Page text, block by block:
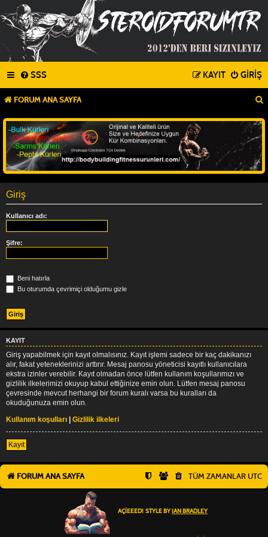
SSS GIRIŞ
KAYIT
FORUM ANA SAYFA
Giriş
Kullanıcı adı:
Şifre:
Beni hatırla
Bu oturumda çevrimiçi olduğumu gizle
KAYIT
Giriş yapabilmek için kayıt olmalısınız. Kayıt işlemi sadece bir kaç dakikanızı
alır, fakat yeteneklerinizi arttırır. Mesaj panosu yöneticisi kayıtlı kullanıcılara
ekstra izinler verebilir. Kayıt olmadan önce lütfen kullanım koşullarımızı ve
gizlilik ilkelerimizi okuyup kabul ettiğinize emin olun. Lütfen mesaj panosu
çevresinde mevcut herhangi bir forum kuralı varsa bu kuralları da
okuduğunuza emin olun.
Kullanım koşulları | Gizlilik ilkeleri
Kayıt
FORUM ANA SAYFA TÜM ZAMANLAR UTC
AÇIEEED! STYLE BY IAN BRADLEY